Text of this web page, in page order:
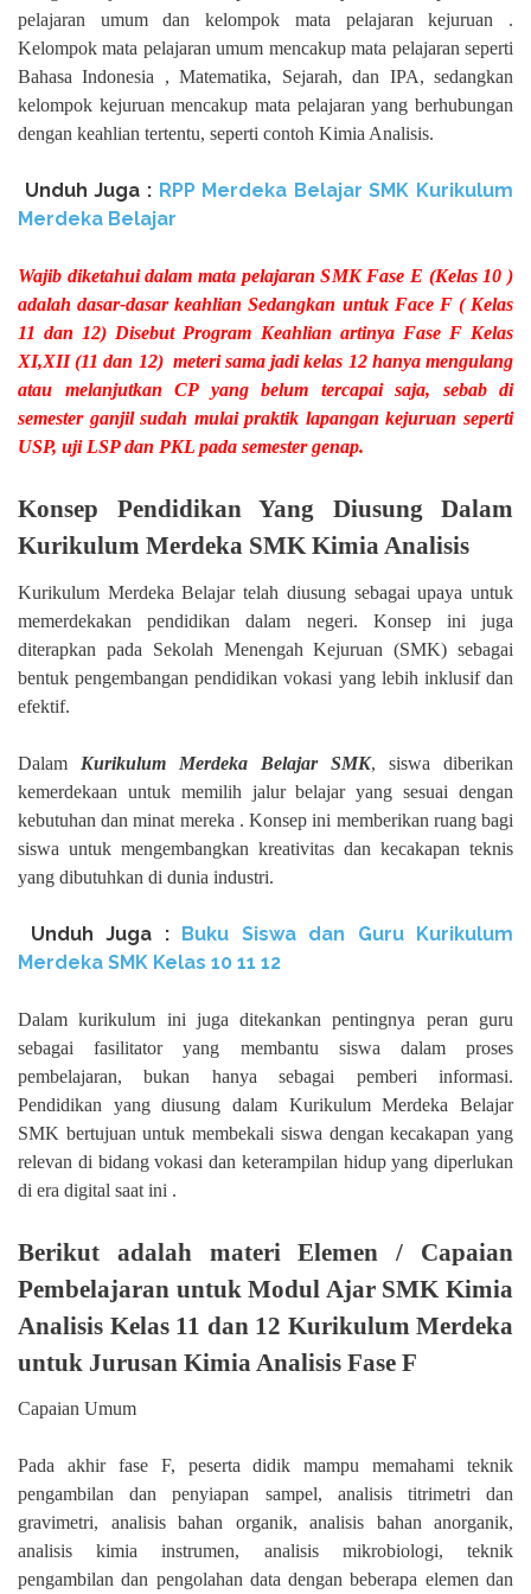
pelajaran umum dan kelompok mata pelajaran kejuruan .
Kelompok mata pelajaran umum mencakup mata pelajaran seperti
Bahasa Indonesia , Matematika, Sejarah, dan IPA, sedangkan
kelompok kejuruan mencakup mata pelajaran yang berhubungan
dengan keahlian tertentu, seperti contoh Kimia Analisis.
Unduh Juga : RPP Merdeka Belajar SMK Kurikulum
Merdeka Belajar
Wajib diketahui dalam mata pelajaran SMK Fase E (Kelas 10 )
adalah dasar-dasar keahlian Sedangkan untuk Face F ( Kelas
11 dan 12) Disebut Program Keahlian artinya Fase F Kelas
XI,XII (11 dan 12) meteri sama jadi kelas 12 hanya mengulang
atau melanjutkan CP yang belum tercapai saja, sebab di
semester ganjil sudah mulai praktik lapangan kejuruan seperti
USP, uji LSP dan PKL pada semester genap.
Konsep Pendidikan Yang Diusung Dalam
Kurikulum Merdeka SMK Kimia Analisis
Kurikulum Merdeka Belajar telah diusung sebagai upaya untuk
memerdekakan pendidikan dalam negeri. Konsep ini juga
diterapkan pada Sekolah Menengah Kejuruan (SMK) sebagai
bentuk pengembangan pendidikan vokasi yang lebih inklusif dan
efektif.
Dalam Kurikulum Merdeka Belajar SMK, siswa diberikan
kemerdekaan untuk memilih jalur belajar yang sesuai dengan
kebutuhan dan minat mereka . Konsep ini memberikan ruang bagi
siswa untuk mengembangkan kreativitas dan kecakapan teknis
yang dibutuhkan di dunia industri.
Unduh Juga : Buku Siswa dan Guru Kurikulum
Merdeka SMK Kelas 10 11 12
Dalam kurikulum ini juga ditekankan pentingnya peran guru
sebagai fasilitator yang membantu siswa dalam proses
pembelajaran, bukan hanya sebagai pemberi informasi.
Pendidikan yang diusung dalam Kurikulum Merdeka Belajar
SMK bertujuan untuk membekali siswa dengan kecakapan yang
relevan di bidang vokasi dan keterampilan hidup yang diperlukan
di era digital saat ini .
Berikut adalah materi Elemen / Capaian
Pembelajaran untuk Modul Ajar SMK Kimia
Analisis Kelas 11 dan 12 Kurikulum Merdeka
untuk Jurusan Kimia Analisis Fase F
Capaian Umum
Pada akhir fase F, peserta didik mampu memahami teknik
pengambilan dan penyiapan sampel, analisis titrimetri dan
gravimetri, analisis bahan organik, analisis bahan anorganik,
analisis kimia instrumen, analisis mikrobiologi, teknik
pengambilan dan pengolahan data dengan beberapa elemen dan